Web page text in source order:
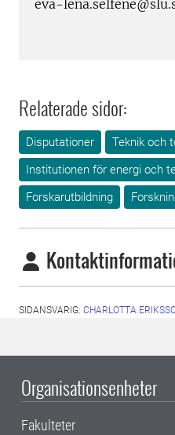
eva-
Relaterade sidor:
Disputationer
Teknik och
Institutionen för energi och
Forskarutbildning
SIDANSVARIG:
Organisationsenheter
Fakulteter